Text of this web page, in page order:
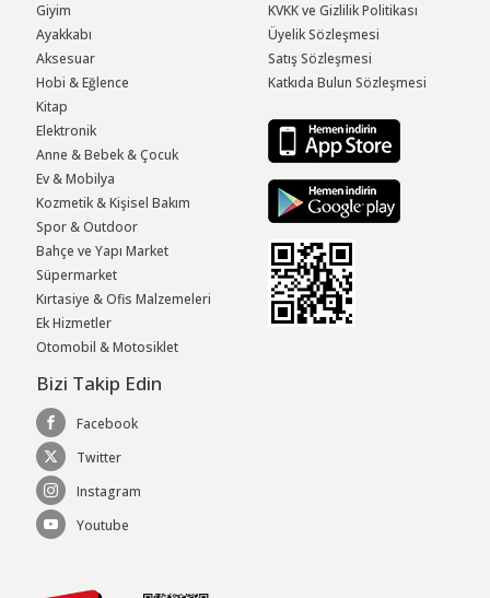
Giyim
Ayakkabı
Aksesuar
Hobi & Eğlence
Kitap
Elektronik
Anne & Bebek & Çocuk
Ev & Mobilya
Kozmetik & Kişisel Bakım
Spor & Outdoor
Bahçe ve Yapı Market
Süpermarket
Kırtasiye & Ofis Malzemeleri
Ek Hizmetler
Otomobil & Motosiklet
KVKK ve Gizlilik Politikası
Üyelik Sözleşmesi
Satış Sözleşmesi
Katkıda Bulun Sözleşmesi
Bizi Takip Edin
Facebook
Twitter
Instagram
Youtube